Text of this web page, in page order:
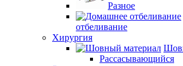
Разное
отбеливание
Хирургия
Рассасывающийся